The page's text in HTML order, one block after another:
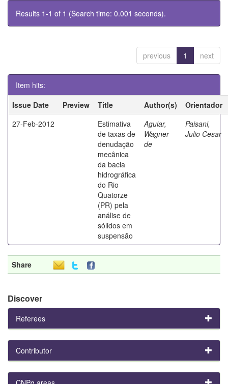
Results 1-1 of 1 (Search time: 0.001 seconds).
previous 1 next
Item hits:
Issue Date
Preview Title Author(s)
Orientador
27-Feb-2012
Estimativa
de taxas de
denudação
mecânica
da bacia
hidrográfica
do Rio
Quatorze
(PR) pela
análise de
sólidos em
suspensão
Aguiar,
Wagner
de
Paisani,
Julio Cesar
Share
Discover
Referees
Contributor